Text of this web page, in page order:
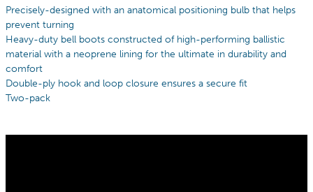
Precisely-designed with an anatomical positioning bulb that helps
prevent turning
Heavy-duty bell boots constructed of high-performing ballistic
material with a neoprene lining for the ultimate in durability and
comfort
Double-ply hook and loop closure ensures a secure fit
Two-pack